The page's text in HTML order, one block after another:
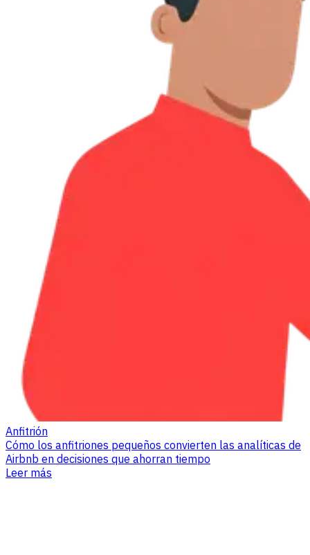
Anfitrión
Cómo los anfitriones pequeños convierten las analíticas de
Airbnb en decisiones que ahorran tiempo
Leer más